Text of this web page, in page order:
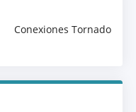
Conexiones Tornado